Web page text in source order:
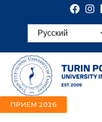
ПРИЕМ 2026